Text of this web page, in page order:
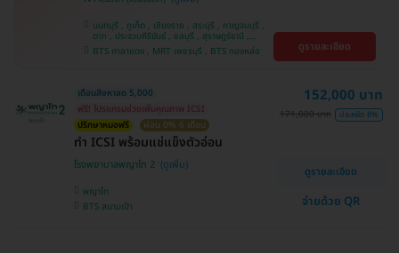
นนทบุรี , ภูเก็ต , เชียงราย , สระบุรี , กาญจนบุรี ,
ตาก , ประจวบคีรีขันธ์ , ชลบุรี , สุราษฎร์ธานี ,
บางรัก , นครสวรรค์ , บางแค , ห้วยขวาง , สงขลา ,
ปทุมธานี , สมุทรปราการ , สมุทรสาคร , ชุมพร ,
จันทบุรี , อุบลราชธานี , พระนครศรีอยุธยา , สุราษฎ์
BTS ศาลาแดง , MRT เพชรบุรี , BTS ทองหล่อ ดูรายละเอียด
เดือนสิงหาลด 5,000
ฟรี! โปรแกรมช่วยเพิ่มคุณภาพ ICSI
ปรึกษาหมอฟรี
ผ่อน 0% 6 เดือน
ทำ ICSI พร้อมแช่แข็งตัวอ่อน
โรงพยาบาลพญาไท 2
พญาไท
BTS สนามเป้า
152,000 บาท
171,000 บาท ประหยัด 8%
ดูรายละเอียด
จ่ายด้วย QR